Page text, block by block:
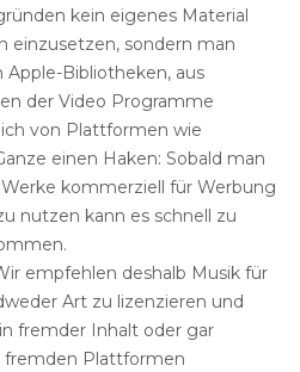
kein eigenes Material
einzusetzen, sondern man
Bibliotheken, aus
der Video Programme
von Plattformen wie
einen Haken: Sobald man
kommerziell für Werbung
nutzen kann es schnell zu
empfehlen deshalb Musik für
Art zu lizenzieren und
fremder Inhalt oder gar
fremden Plattformen